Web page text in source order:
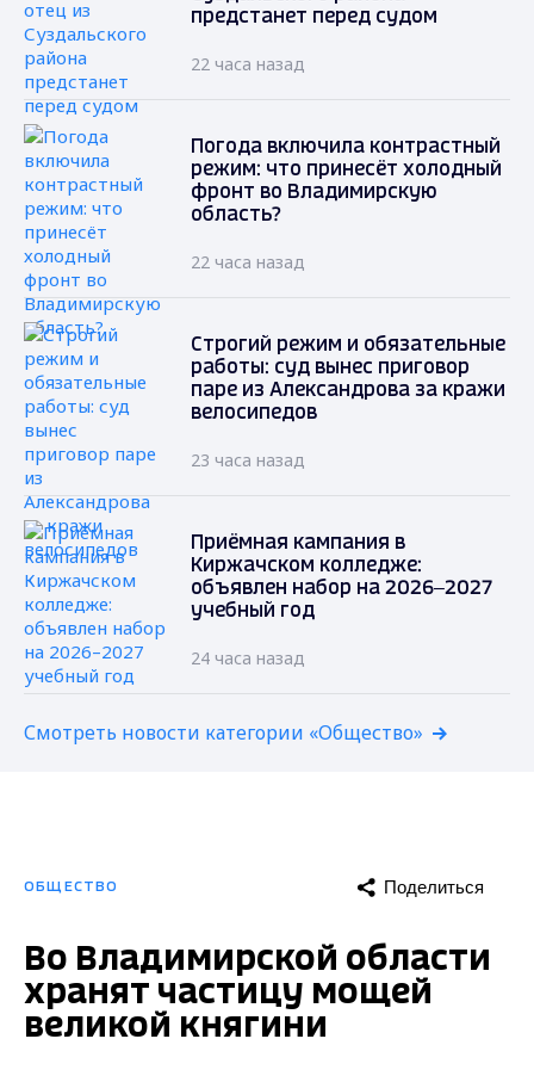
предстанет перед судом
22 часа назад
Погода включила контрастный
режим: что принесёт холодный
фронт во Владимирскую
область?
22 часа назад
Строгий режим и обязательные
работы: суд вынес приговор
паре из Александрова за кражи
велосипедов
23 часа назад
Приёмная кампания в
Киржачском колледже:
объявлен набор на 2026–2027
учебный год
24 часа назад
Смотреть новости категории «Общество»
ОБЩЕСТВО Поделиться
Во Владимирской области
хранят частицу мощей
великой княгини